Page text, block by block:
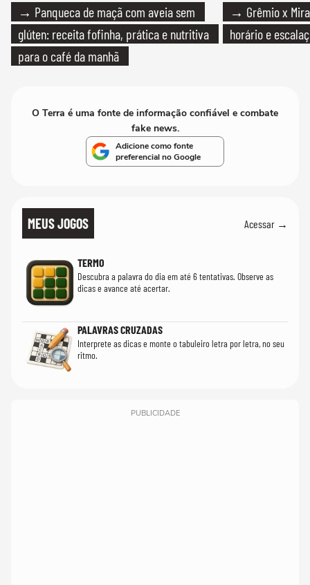
→ Panqueca de maçã com aveia sem
glúten: receita fofinha, prática e nutritiva
para o café da manhã
→ Grêmio x
horário e
O Terra é uma fonte de informação confiável e combate
fake news.
Adicione como fonte
preferencial no Google
MEUS JOGOS Acessar →
TERMO
Descubra a palavra do dia em até 6 tentativas. Observe as
dicas e avance até acertar.
PALAVRAS CRUZADAS
Interprete as dicas e monte o tabuleiro letra por letra, no seu
ritmo.
PUBLICIDADE